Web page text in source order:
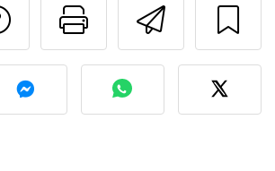
Invia
Stampa la
Contatta l'autore
la foto di